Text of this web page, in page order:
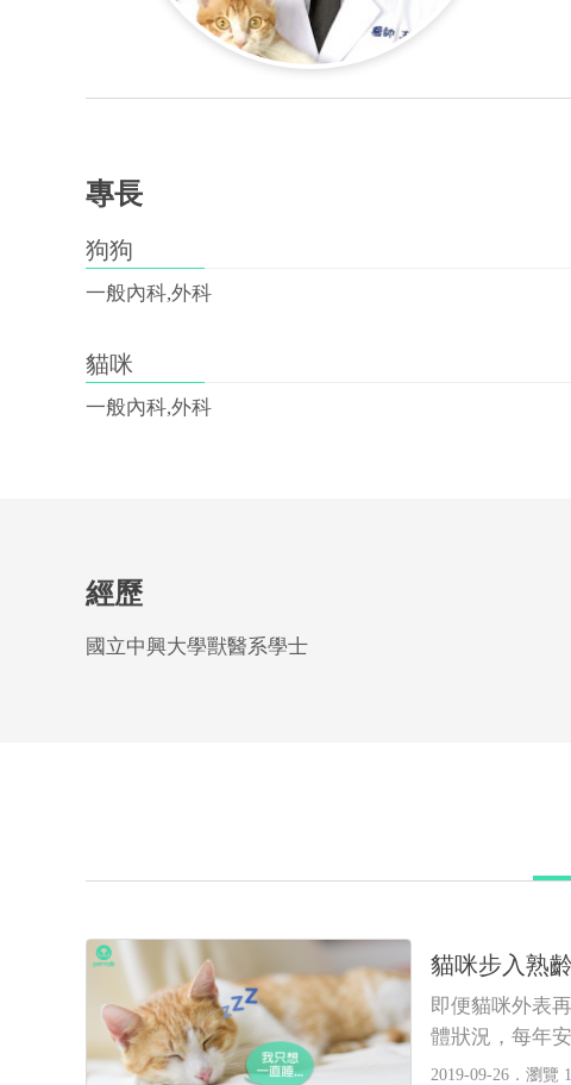
專長
狗狗
一般內科,外科
貓咪
一般內科,外科
經歷
國立中興大學獸醫系學士
貓咪步入熟
即便貓咪外表
體狀況，每年
2019-09-26． 瀏覽